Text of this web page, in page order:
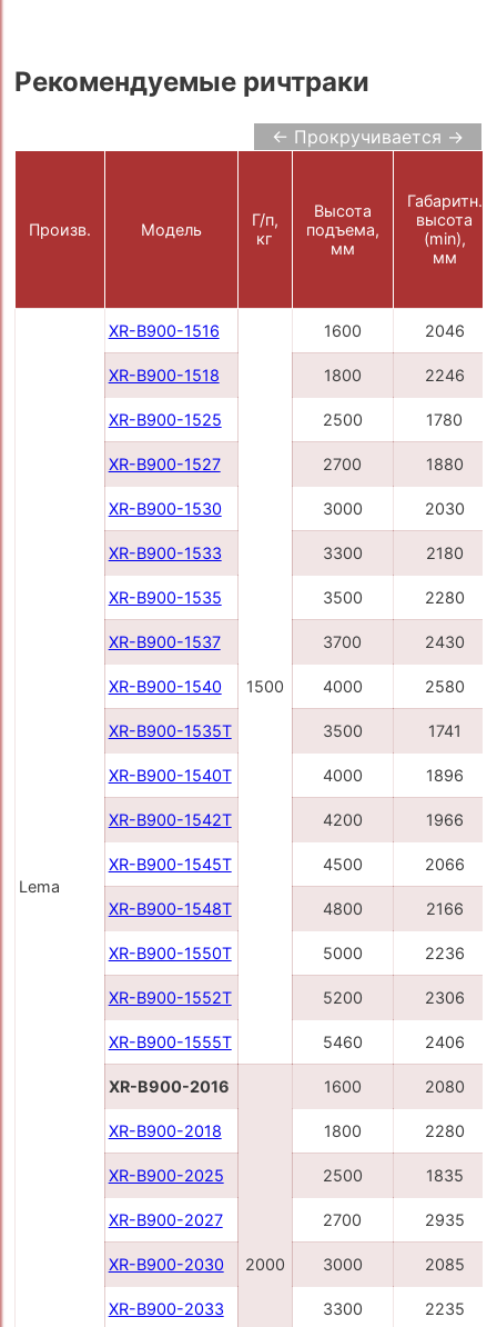
Рекомендуемые ричтраки
← Прокручивается →
Произв. Модель
Г/п,
кг
Высота
подъема,
мм
Габаритн.
высота
(min),
мм
Lema
XR-B900-1516
1500
1600 2046
XR-B900-1518 1800 2246
XR-B900-1525 2500 1780
XR-B900-1527 2700 1880
XR-B900-1530 3000 2030
XR-B900-1533 3300 2180
XR-B900-1535 3500 2280
XR-B900-1537 3700 2430
XR-B900-1540 4000 2580
XR-B900-1535Т 3500 1741
XR-B900-1540Т 4000 1896
XR-B900-1542Т 4200 1966
XR-B900-1545Т 4500 2066
XR-B900-1548Т 4800 2166
XR-B900-1550Т 5000 2236
XR-B900-1552Т 5200 2306
XR-B900-1555T 5460 2406
XR-B900-2016
2000
1600 2080
XR-B900-2018 1800 2280
XR-B900-2025 2500 1835
XR-B900-2027 2700 2935
XR-B900-2030 3000 2085
XR-B900-2033 3300 2235